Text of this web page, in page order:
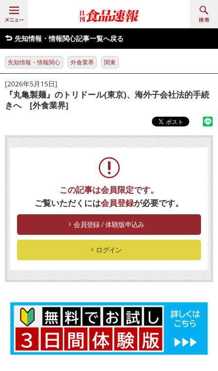
先知情報・情報関心記事一覧へ戻る
先知情報・情報関心 外食業界 関東
[2026年5月15日]
『丸亀製麺』のトリドール(東京)、海外子会社法的手続
きへ [外食業界]
この記事は会員限定です。
ご覧いただくには会員登録が必要です。
会員登録 / 体験版申込み
ログイン